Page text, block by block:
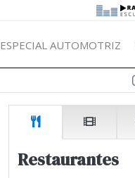
ESPECIAL AUTOMOTRIZ
Restaurantes